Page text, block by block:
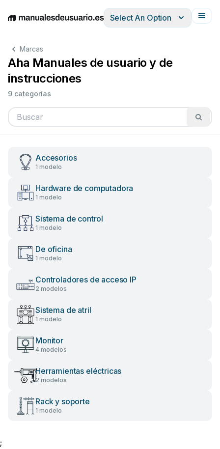
EnglishDeutschEspañolItalianoFrançais
Select An Option
Marcas
Aha Manuales de usuario y de
instrucciones
9 categorías
Accesorios
1 modelo
Hardware de computadora
1 modelo
Sistema de control
1 modelo
De oficina
1 modelo
Controladores de acceso IP
2 modelos
Sistema de atril
1 modelo
Monitor
4 modelos
Herramientas eléctricas
2 modelos
Rack y soporte
1 modelo
;